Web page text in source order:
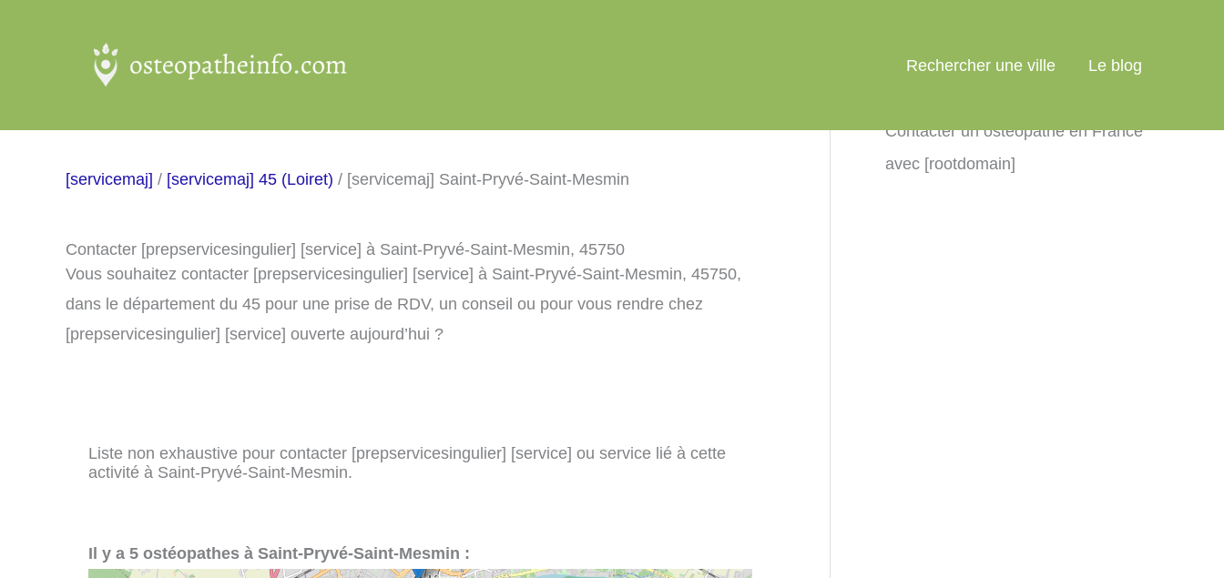
Rechercher une ville Le blog
[servicemaj] / [servicemaj] 45 (Loiret) / [servicemaj] Saint-Pryvé-Saint-Mesmin
Contacter [prepservicesingulier] [service] à Saint-Pryvé-Saint-Mesmin, 45750
Vous souhaitez contacter [prepservicesingulier] [service] à Saint-Pryvé-Saint-Mesmin, 45750,
dans le département du 45 pour une prise de RDV, un conseil ou pour vous rendre chez
[prepservicesingulier] [service] ouverte aujourd’hui ?
Liste non exhaustive pour contacter [prepservicesingulier] [service] ou service lié à cette
activité à Saint-Pryvé-Saint-Mesmin.
Il y a 5 ostéopathes à Saint-Pryvé-Saint-Mesmin :
Contacter un ostéopathe en France
avec [rootdomain]